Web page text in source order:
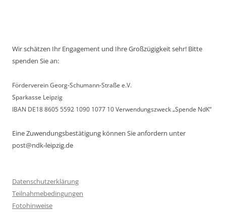
Wir schätzen Ihr Engagement und Ihre Großzügigkeit sehr! Bitte
spenden Sie an:
Förderverein Georg-Schumann-Straße e.V.
Sparkasse Leipzig
IBAN DE18 8605 5592 1090 1077 10 Verwendungszweck „Spende NdK“
Eine Zuwendungsbestätigung können Sie anfordern unter
post@ndk-leipzig.de
Datenschutzerklärung
Teilnahmebedingungen
Fotohinweise